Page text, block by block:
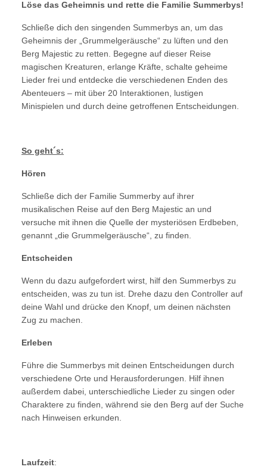
Löse das Geheimnis und rette die Familie Summerbys!
Schließe dich den singenden Summerbys an, um das
Geheimnis der „Grummelgeräusche“ zu lüften und den
Berg Majestic zu retten. Begegne auf dieser Reise
magischen Kreaturen, erlange Kräfte, schalte geheime
Lieder frei und entdecke die verschiedenen Enden des
Abenteuers – mit über 20 Interaktionen, lustigen
Minispielen und durch deine getroffenen Entscheidungen.
So geht´s:
Hören
Schließe dich der Familie Summerby auf ihrer
musikalischen Reise auf den Berg Majestic an und
versuche mit ihnen die Quelle der mysteriösen Erdbeben,
genannt „die Grummelgeräusche“, zu finden.
Entscheiden
Wenn du dazu aufgefordert wirst, hilf den Summerbys zu
entscheiden, was zu tun ist. Drehe dazu den Controller auf
deine Wahl und drücke den Knopf, um deinen nächsten
Zug zu machen.
Erleben
Führe die Summerbys mit deinen Entscheidungen durch
verschiedene Orte und Herausforderungen. Hilf ihnen
außerdem dabei, unterschiedliche Lieder zu singen oder
Charaktere zu finden, während sie den Berg auf der Suche
nach Hinweisen erkunden.
Laufzeit: